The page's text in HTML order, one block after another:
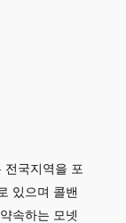
전국지역을 포
있으며 콜밴
속하는 모넷